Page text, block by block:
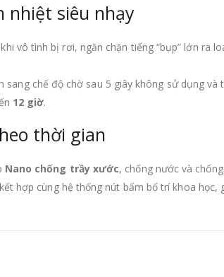
nhiệt siêu nhạy
vô tình bị rơi, ngăn chặn tiếng “bụp” lớn ra
sang chế độ chờ sau 5 giây không sử dụng và
12 giờ.
thời gian
Nano chống trầy xước, chống nước và
hợp cùng hệ thống nút bấm bố trí khoa học,